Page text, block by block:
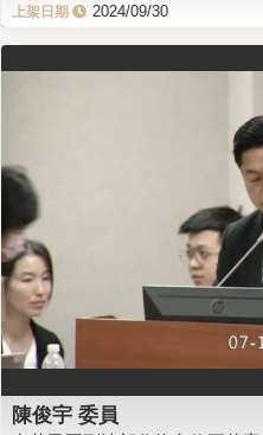
2024/09/30
陳俊宇 委員